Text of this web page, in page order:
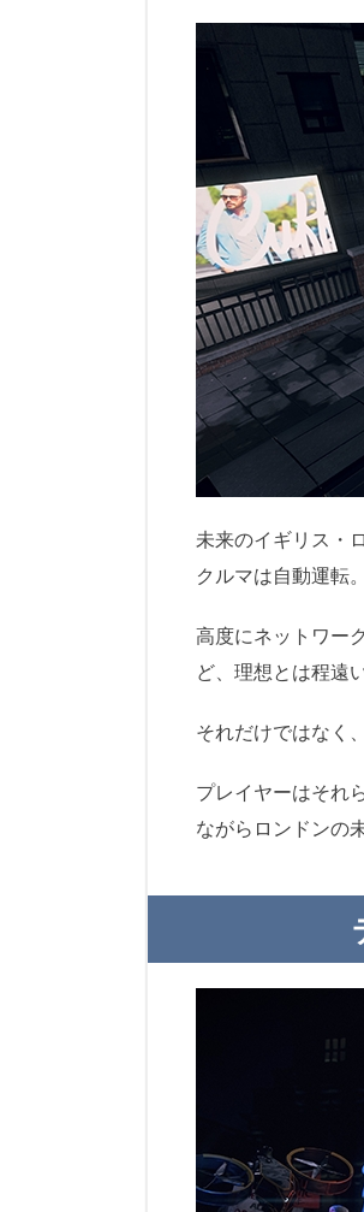
未来のイギリス・
クルマは自動運転。
高度にネットワー
ど、理想とは程遠
それだけではなく
プレイヤーはそれ
ながらロンドンの